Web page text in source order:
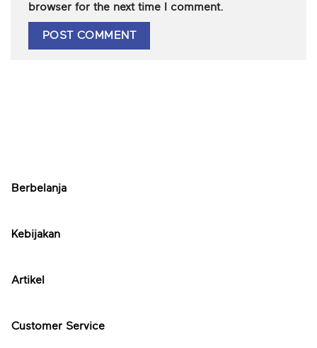
browser for the next time I comment.
Berbelanja
Kebijakan
Artikel
Customer Service